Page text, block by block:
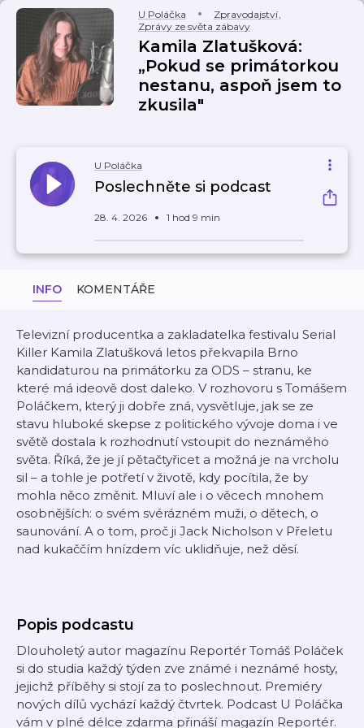
U Poláčka Zpravodajství,
Zprávy ze světa zábavy
Kamila Zlatušková:
„Pokud se primátorkou
nestanu, aspoň jsem to
zkusila"
U Poláčka
Poslechněte si podcast
28. 4. 2026 1 hod 9 min
INFO KOMENTÁŘE
Televizní producentka a zakladatelka festivalu Serial
Killer Kamila Zlatušková letos překvapila Brno
kandidaturou na primátorku za ODS – stranu, ke
které má ideově dost daleko. V rozhovoru s Tomášem
Poláčkem, který ji dobře zná, vysvětluje, jak se ze
stavu hluboké skepse z politického vývoje doma i ve
světě dostala k rozhodnutí vstoupit do neznámého
světa. Říká, že je jí pětačtyřicet a možná je na vrcholu
sil – a tohle je potřetí v životě, kdy pocítila, že by
mohla něco změnit. Mluví ale i o věcech mnohem
osobnějších: o svém svérázném muži, o dětech, o
saunování. A o tom, proč ji Jack Nicholson v Přeletu
nad kukaččím hnízdem víc uklidňuje, než děsí.
Popis podcastu
Dlouholetý autor magazínu Reportér Tomáš Poláček
si do studia každý týden zve známé i neznámé hosty,
jejichž příběhy si stojí za to poslechnout. Premiéry
nových dílů vychází každý čtvrtek. Podcast U Poláčka
vám v plné délce zdarma přináší magazín Reportér.